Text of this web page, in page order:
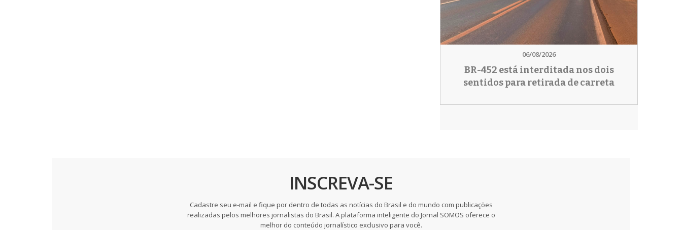
06/08/2026
BR-452 está interditada nos dois
sentidos para retirada de carreta
INSCREVA-SE
Cadastre seu e-mail e fique por dentro de todas as notícias do Brasil e do mundo com publicações
realizadas pelos melhores jornalistas do Brasil. A plataforma inteligente do Jornal SOMOS oferece o
melhor do conteúdo jornalístico exclusivo para você.